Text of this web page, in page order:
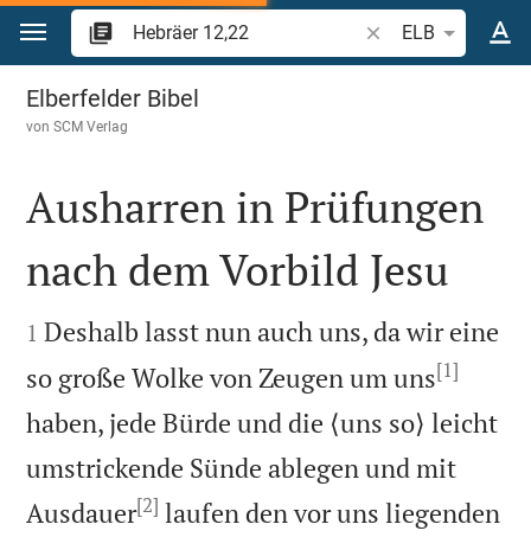
Zum Inhalt springen
Bibelstelle oder
ELB
Hebräer 12
Elberfelder Bibel
vonSCM Verlag

Ausharren in Prüfungen
nach dem Vorbild Jesu

1 Deshalb lasst nun auch uns, da wir eine
so große Wolke von Zeugen um uns[1]
haben, jede Bürde und die ⟨uns so⟩ leicht
umstrickende Sünde ablegen und mit
Ausdauer[2] laufen den vor uns liegenden